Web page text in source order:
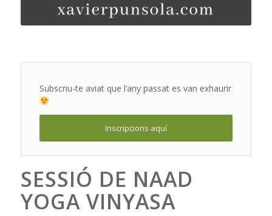
Subscriu-te aviat que l’any passat es van exhaurir
Inscripcions aquí
SESSIÓ DE NAAD
YOGA VINYASA